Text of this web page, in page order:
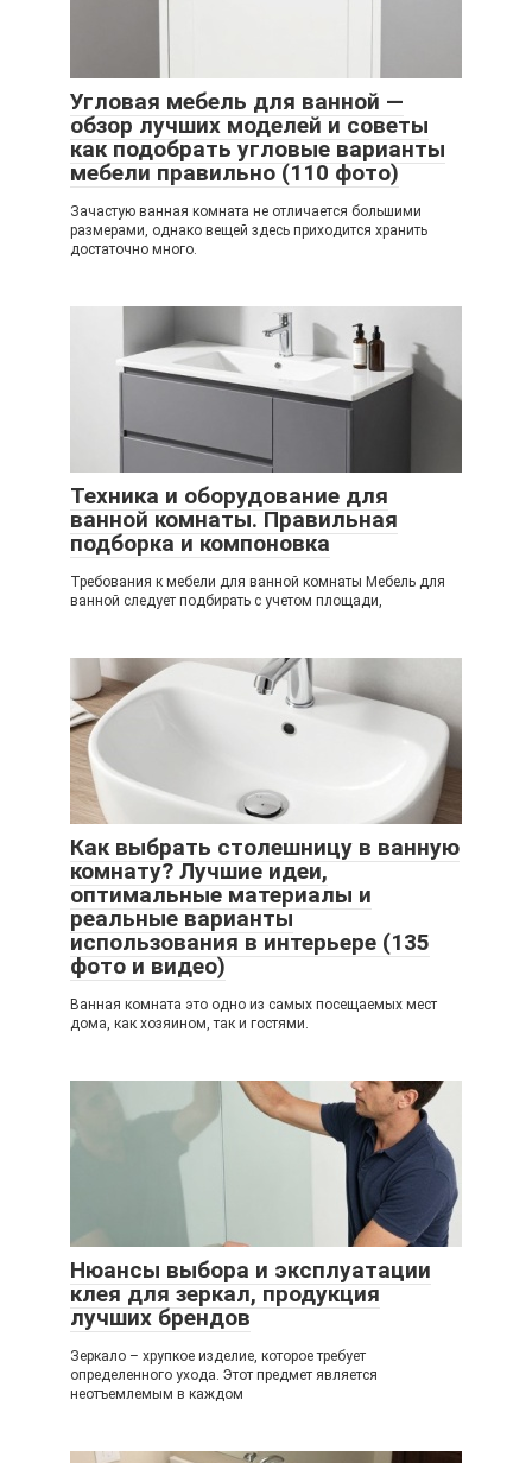
Угловая мебель для ванной —
обзор лучших моделей и советы
как подобрать угловые варианты
мебели правильно (110 фото)
Зачастую ванная комната не отличается большими
размерами, однако вещей здесь приходится хранить
достаточно много.
Техника и оборудование для
ванной комнаты. Правильная
подборка и компоновка
Требования к мебели для ванной комнаты Мебель для
ванной следует подбирать с учетом площади,
Как выбрать столешницу в ванную
комнату? Лучшие идеи,
оптимальные материалы и
реальные варианты
использования в интерьере (135
фото и видео)
Ванная комната это одно из самых посещаемых мест
дома, как хозяином, так и гостями.
Нюансы выбора и эксплуатации
клея для зеркал, продукция
лучших брендов
Зеркало – хрупкое изделие, которое требует
определенного ухода. Этот предмет является
неотъемлемым в каждом